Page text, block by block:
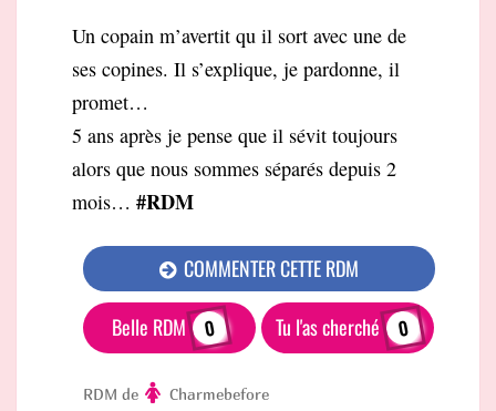
Un copain m’avertit qu il sort avec une de
ses copines. Il s’explique, je pardonne, il
promet…
5 ans après je pense que il sévit toujours
alors que nous sommes séparés depuis 2
mois… #RDM
COMMENTER CETTE RDM
Belle RDM 0 Tu l'as cherché 0
RDM de Charmebefore